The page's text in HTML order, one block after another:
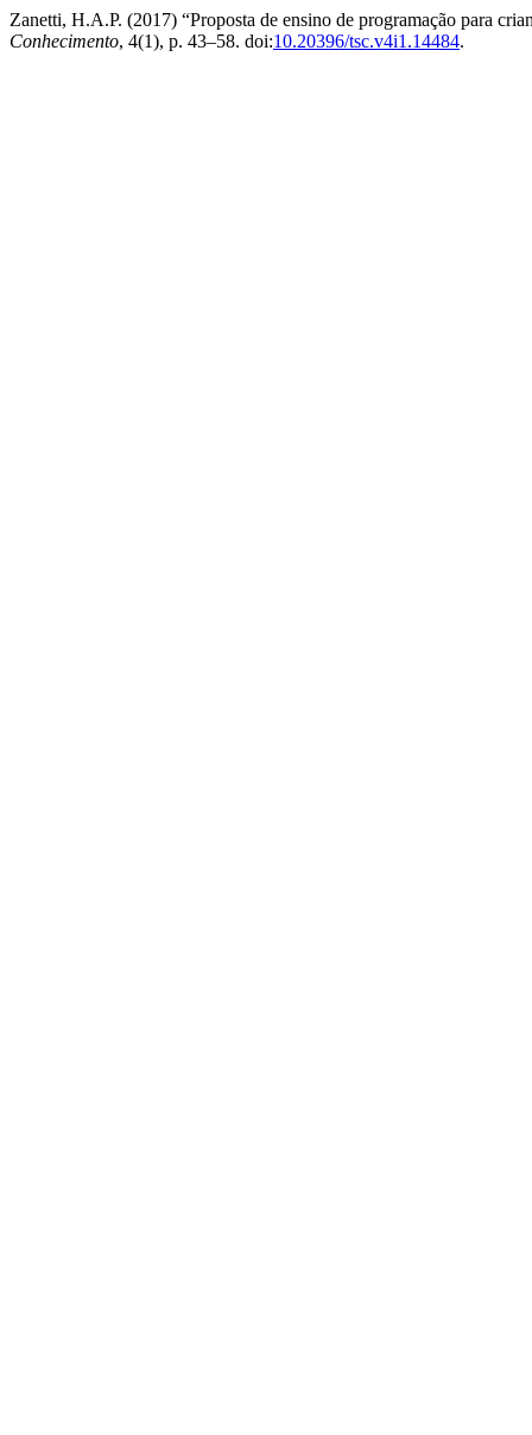
Zanetti, H.A.P. (2017) “Proposta de ensino de programação para
Conhecimento, 4(1), p. 43–58. doi:10.20396/tsc.v4i1.14484.